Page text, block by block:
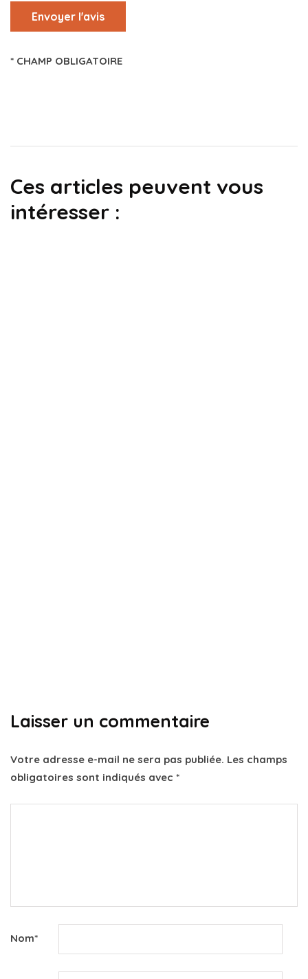
* CHAMP OBLIGATOIRE
Ces articles peuvent vous
intéresser :
Laisser un commentaire
Votre adresse e-mail ne sera pas publiée. Les champs
obligatoires sont indiqués avec *
Nom*